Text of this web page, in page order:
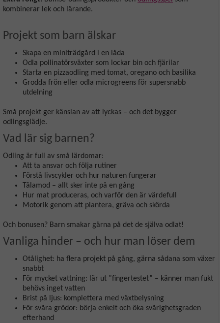
kombinerar lek och lärande.
Projekt som barn älskar
Skapa en miniträdgård i en låda
Odla pollinatörsväxter som lockar bin och fjärilar
Starta en pizzaodling med tomat, oregano och basilika
Grodda frön eller odla microgreens för supersnabb
utdelning
Små projekt ger känslan av att lyckas – och det bygger
odlingsglädje.
Vad lär sig barnen?
Odling är full av små lärdomar:
Att ta ansvar och följa rutiner
Förstå livscykler och hur naturen fungerar
Tålamod – allt sker inte på en gång
Hur mat produceras, och varför den är värdefull
Motorik genom att plantera, gräva och skörda
Och bonusen? Barn smakar gärna på det de själva odlat!
Vanliga hinder – och hur man löser dem
Otålighet: ha flera projekt på gång, gärna sådana som växer
snabbt
För mycket vattning: lär ut ”fingertestet” – känner man fukt
behövs inget vatten
Brist på ljus: komplettera med växtbelysning
För svåra grödor: börja enkelt och öka svårighetsgraden
efterhand